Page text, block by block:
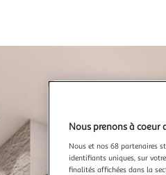
Nous prenons à coeur
Nous et nos 68 partenaires
identifiants uniques, sur
finalités affichées dans la